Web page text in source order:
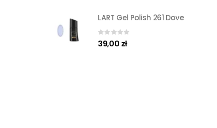
LART Gel Polish 261 Dove
0out of 5
39,00 zł